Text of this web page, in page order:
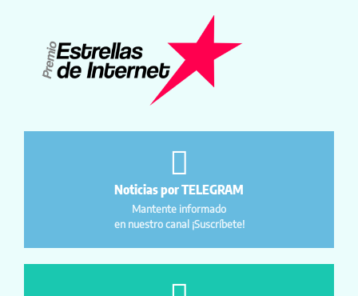
Noticias por TELEGRAM
Mantente informado
en nuestro canal ¡Suscríbete!